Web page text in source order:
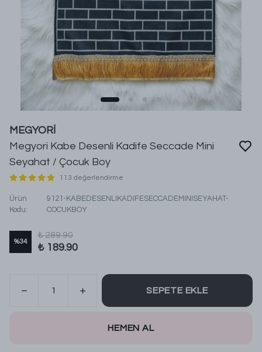
MEGYORİ
Megyori Kabe Desenli Kadife Seccade Mini
Seyahat / Çocuk Boy
113 değerlendirme
Ürün
Kodu:
9121-KABEDESENLIKADIFESECCADEMINISEYAHAT-
COCUKBOY
%34
₺ 289.90
₺ 189.90
SEPETE EKLE
HEMEN AL